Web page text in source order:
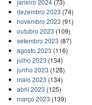
janeiro 2024(73)
dezembro 2023 (74)
novembro 2023 (91)
outubro 2023 (109)
setembro 2023 (87)
agosto 2023 (116)
julho 2023 (134)
junho 2023 (128)
maio 2023 (134)
abril 2023 (125)
março 2023 (139)